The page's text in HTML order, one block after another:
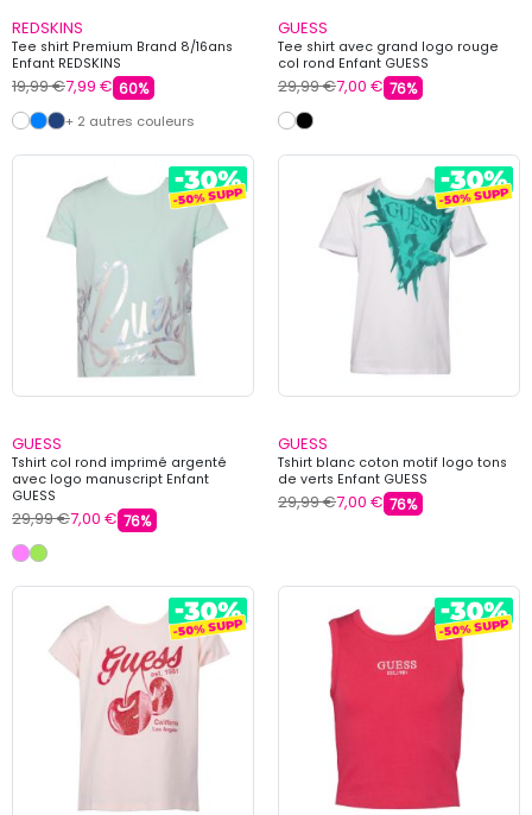
REDSKINS
Tee shirt Premium Brand 8/16ans
Enfant REDSKINS
19,99 €7,99 € 60%
+ 2 autres couleurs
GUESS
Tee shirt avec grand logo rouge
col rond Enfant GUESS
29,99 €7,00 € 76%
GUESS
Tshirt col rond imprimé argenté
avec logo manuscript Enfant
GUESS
29,99 €7,00 € 76%
GUESS
Tshirt blanc coton motif logo tons
de verts Enfant GUESS
29,99 €7,00 € 76%